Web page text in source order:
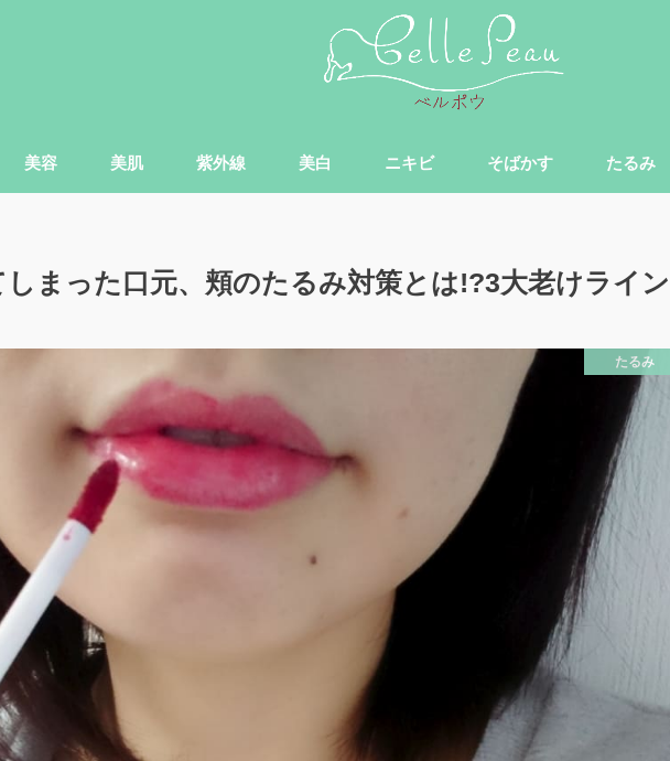
美容 美肌 紫外線 美白 ニキビ そばかす たるみ
まった口元、頬のたるみ対策とは!?3大老けライン
たるみ